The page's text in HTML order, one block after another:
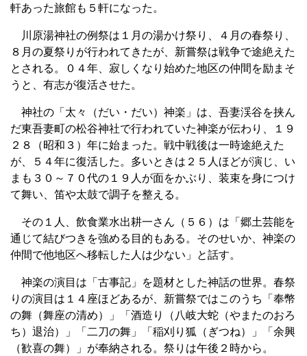
軒あった旅館も５軒になった。
川原湯神社の例祭は１月の湯かけ祭り、４月の春祭り、
８月の夏祭りが行われてきたが、新嘗祭は戦争で途絶えた
とされる。０４年、寂しくなり始めた地区の仲間を励まそ
うと、有志が復活させた。
神社の「太々（だい・だい）神楽」は、吾妻渓谷を挟ん
だ東吾妻町の松谷神社で行われていた神楽が伝わり、１９
２８（昭和３）年に始まった。戦中戦後は一時途絶えた
が、５４年に復活した。多いときは２５人ほどが演じ、い
まも３０～７０代の１９人が面をかぶり、装束を身につけ
て舞い、笛や太鼓で調子を整える。
その１人、飲食業水出耕一さん（５６）は「郷土芸能を
通じて結びつきを強める目的もある。そのせいか、神楽の
仲間で他地区へ移転した人は少ない」と話す。
神楽の演目は「古事記」を題材とした神話の世界。春祭
りの演目は１４座ほどあるが、新嘗祭ではこのうち「奉幣
の舞（舞座の清め）」「酒造り（八岐大蛇（やまたのおろ
ち）退治）」「二刀の舞」「稲刈り狐（ぎつね）」「余興
（歓喜の舞）」が奉納される。祭りは午後２時から。